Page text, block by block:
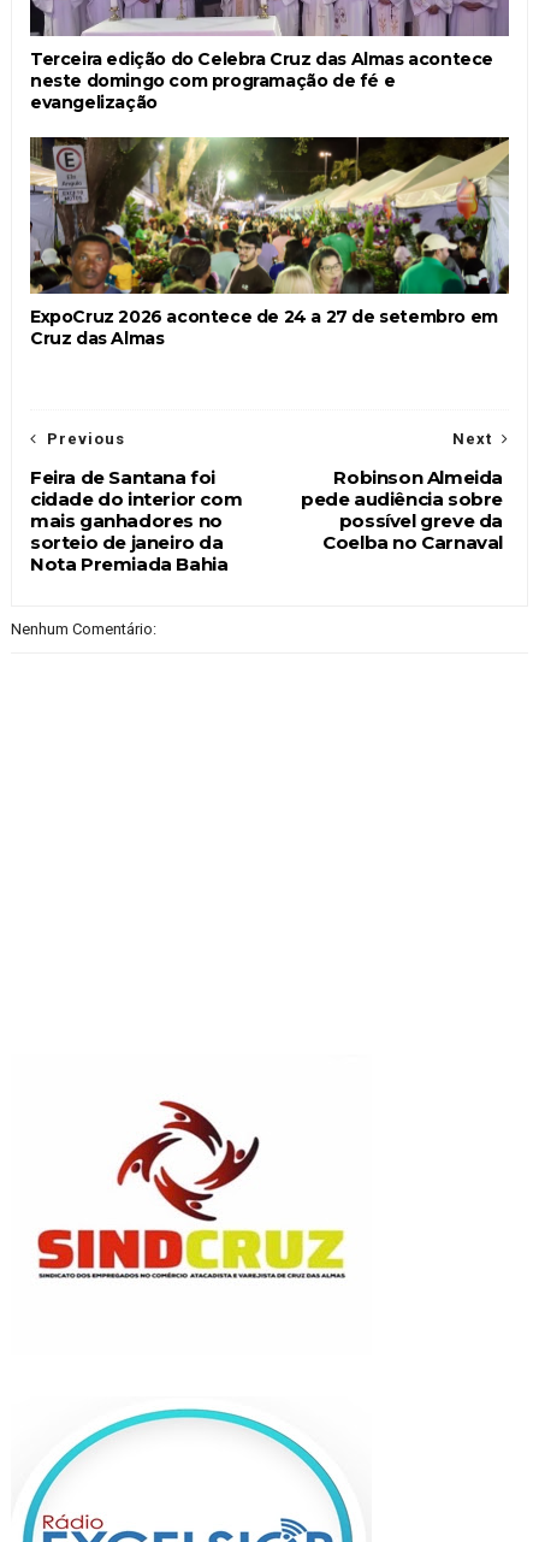
Terceira edição do Celebra Cruz das Almas acontece
neste domingo com programação de fé e
evangelização
ExpoCruz 2026 acontece de 24 a 27 de setembro em
Cruz das Almas
Next
Robinson Almeida
pede audiência sobre
possível greve da
Coelba no Carnaval
Previous
Feira de Santana foi
cidade do interior com
mais ganhadores no
sorteio de janeiro da
Nota Premiada Bahia
Nenhum Comentário: